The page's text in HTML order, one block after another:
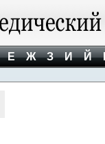
Е Ж З И Й